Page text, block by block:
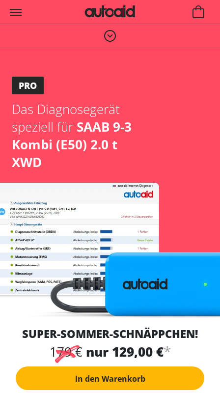
PRO
Das Diagnosegerät
speziell für SAAB 9-3
Kombi (E50) 2.0 t
XWD
SUPER-SOMMER-SCHNÄPPCHEN!
179 € nur 129,00 €*
in den Warenkorb